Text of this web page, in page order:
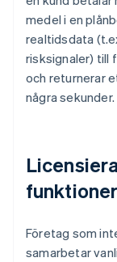
medel i en
realtidsdata
risksignaler) till
och returnerar
några sekunder.
funktioner
Företag som
samarbetar